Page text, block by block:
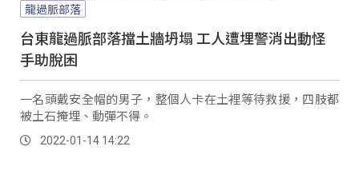
龍過脈部落
台東龍過脈部落擋土牆坍塌 工人遭埋警消出動怪
手助脫困
一名頭戴安全帽的男子，整個人卡在土裡等待救援，四肢都
被土石掩埋、動彈不得。
2022-01-14 14:22